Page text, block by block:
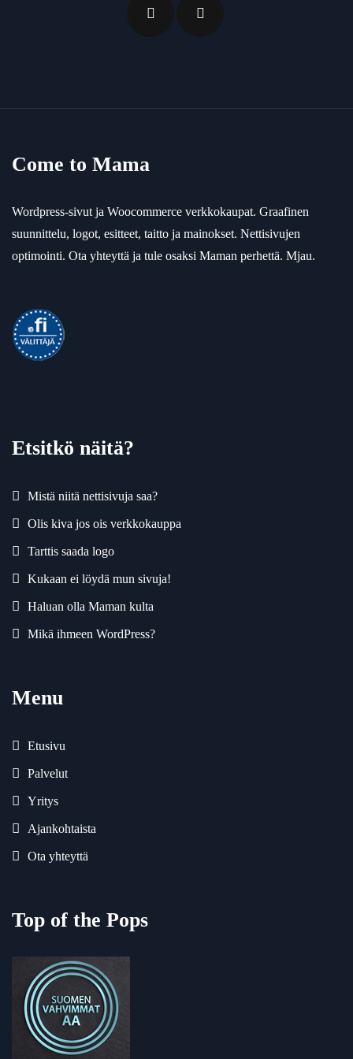
Come to Mama
Wordpress-sivut ja Woocommerce verkkokaupat. Graafinen
suunnittelu, logot, esitteet, taitto ja mainokset. Nettisivujen
optimointi. Ota yhteyttä ja tule osaksi Maman perhettä. Mjau.
Etsitkö näitä?
Mistä niitä nettisivuja saa?
Olis kiva jos ois verkkokauppa
Tarttis saada logo
Kukaan ei löydä mun sivuja!
Haluan olla Maman kulta
Mikä ihmeen WordPress?
Menu
Etusivu
Palvelut
Yritys
Ajankohtaista
Ota yhteyttä
Top of the Pops